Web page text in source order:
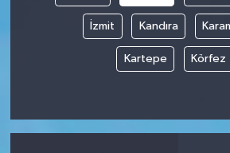
İzmit Kandıra
Kartepe Körfez